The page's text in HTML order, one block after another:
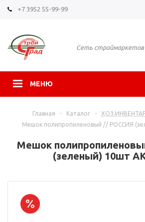
+7 3952 55-99-99
Сеть строймаркетов
МЕНЮ
Главная - Каталог -
Мешок полипропиленовый // РОССИЯ
Мешок
(зеленый) 10шт